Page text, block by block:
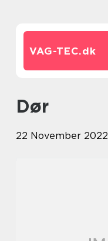
VAG-TEC.dk
dør
22 November 2022